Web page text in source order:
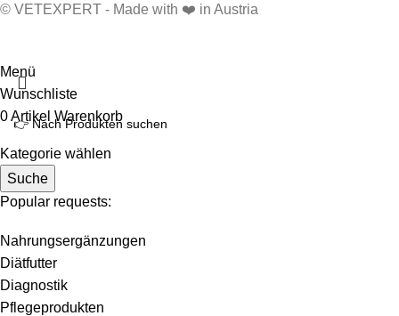
© VETEXPERT - Made with ❤️ in Austria
Kategorie wählen
Suche
Popular requests:
Nahrungsergänzungen
Diätfutter
Diagnostik
Pflegeprodukten
Menü
Wunschliste
0Artikel Warenkorb